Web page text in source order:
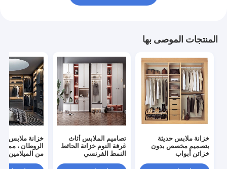
المنتجات الموصى بها
خزانة ملابس حديثة
بتصميم مخصص بدون
خزائن أبواب
تصاميم الملابس أثاث
غرفة النوم خزانة الحائط
النمط الفرنسي
خزانة ملابس
الروطان ،
من الميلامين